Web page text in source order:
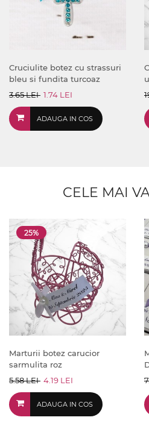
Cruciulite botez cu strassuri
bleu si fundita turcoaz
3.65 LEI 1.74 LEI
ADAUGA IN COS
CELE MAI
25%
Marturii botez carucior
sarmulita roz
5.58 LEI 4.19 LEI
ADAUGA IN COS